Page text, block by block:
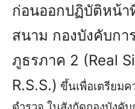
ก่อนออกปฏิบัติหน้า
สนาม กองบังคับกา
ภูธรภาค 2 (Real
R.S.S.) ขึ้นเพื่อเตรียม